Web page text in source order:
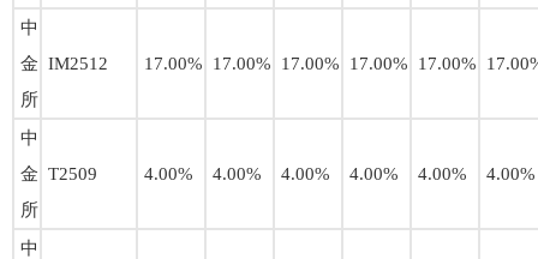
中
金
所
IM2512 17.00% 17.00% 17.00% 17.00% 17.00%
中
金
所
T2509 4.00% 4.00% 4.00% 4.00% 4.00% 4.00%
中